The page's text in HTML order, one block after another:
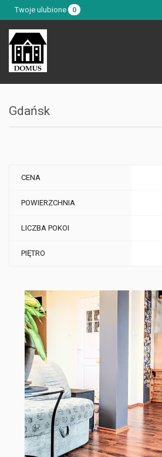
Twoje ulubione 0
Gdańsk
CENA
POWIERZCHNIA
LICZBA POKOI
PIĘTRO